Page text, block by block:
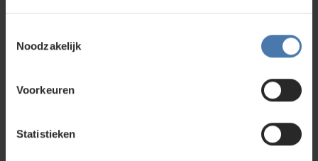
Noodzakelijk
Voorkeuren
Statistieken
Levelfix CCL680G met statief en